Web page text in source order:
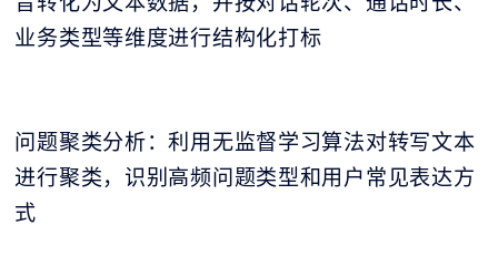
业务类型等维度进行结构化打标
问题聚类分析：利用无监督学习算法对转写文本
进行聚类，识别高频问题类型和用户常见表达方
式